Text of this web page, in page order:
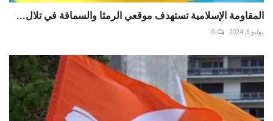
المقاومة الإسلامية تستهدف موقعي الرمثا والسماقة في تلال...
يوليو 5, 2024 0